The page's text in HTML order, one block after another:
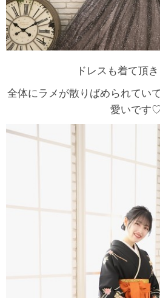
ドレスも着て頂
全体にラメが散りばめられてい
愛いです